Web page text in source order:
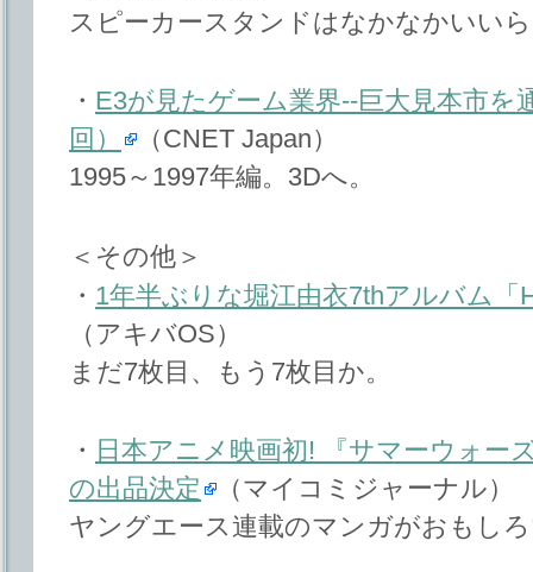
スピーカースタンドはなかなかいい
・ E3が見たゲーム業界--巨大見本市を
回）
（CNET Japan）
1995～1997年編。3Dへ。
＜その他＞
・ 1年半ぶりな堀江由衣7thアルバム「
（アキバOS）
まだ7枚目、もう7枚目か。
・ 日本アニメ映画初! 『サマーウォー
の出品決定
（マイコミジャーナル）
ヤングエース連載のマンガがおもし